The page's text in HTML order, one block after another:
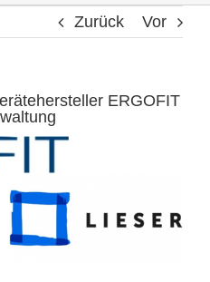
Zurück Vor
ERGOFIT